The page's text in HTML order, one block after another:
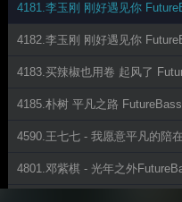
4181.李玉刚 刚好遇见你
4182.李玉刚 刚好遇见你
4183.买辣椒也用卷 起风了
4185.朴树 平凡之路
4590.王七七 - 我愿意平凡的陪
4801.邓紫棋 - 光年之外